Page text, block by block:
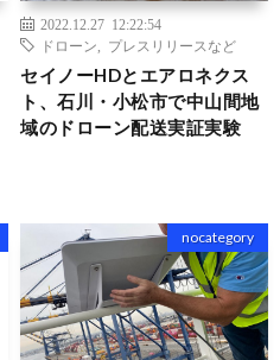
2022.12.27 12:22:54
ドローン
プレスリリースなど
セイノーHDとエアロネクス
ト、石川・小松市で中山間地
域のドローン配送実証実験
nocategory